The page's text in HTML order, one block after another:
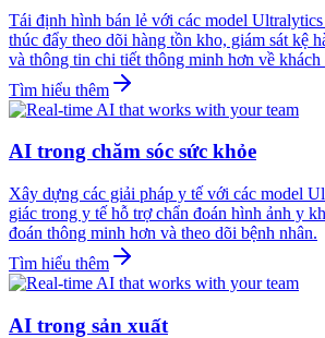
Tái định hình bán lẻ với các model
thúc đẩy theo dõi hàng tồn kho, giám sát kệ
và thông tin chi tiết thông minh hơn về khách
Tìm hiểu thêm
AI trong chăm sóc sức khỏe
Xây dựng các giải pháp y tế với các model
giác trong y tế hỗ trợ chẩn đoán hình ảnh y
đoán thông minh hơn và theo dõi bệnh nhân.
Tìm hiểu thêm
AI trong sản xuất